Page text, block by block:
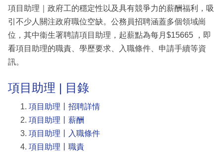
區
項目助理｜政府工的穩定性以及具有競爭力的薪酬福利，吸
引不少人關注政府職位空缺。公務員招聘涵蓋多個領域崗
位，其中衞生署聘請項目助理，起薪點為每月$15665 ，即
看項目助理的職責、學歷要求、入職條件、申請手續等資
訊。
項目助理 | 目錄
項目助理丨招聘詳情
項目助理丨薪酬
項目助理丨入職條件
項目助理丨職責